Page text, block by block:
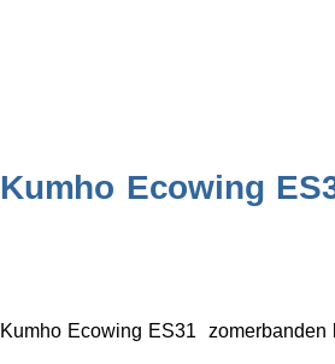
Kumho Ecowing
Kumho Ecowing ES31 zomerbanden